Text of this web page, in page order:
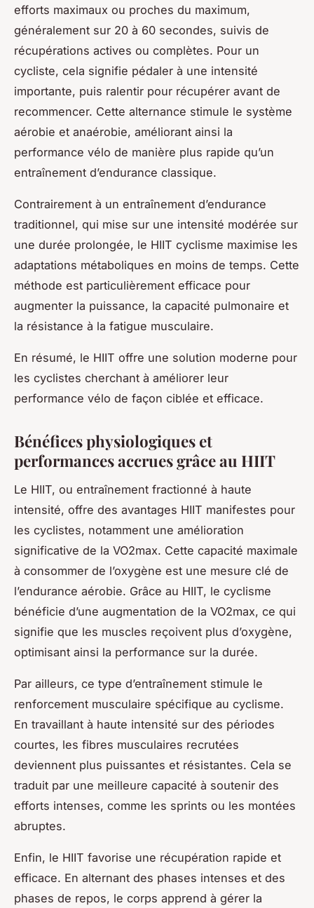
efforts maximaux ou proches du maximum,
généralement sur 20 à 60 secondes, suivis de
récupérations actives ou complètes. Pour un
cycliste, cela signifie pédaler à une intensité
importante, puis ralentir pour récupérer avant de
recommencer. Cette alternance stimule le système
aérobie et anaérobie, améliorant ainsi la
performance vélo de manière plus rapide qu’un
entraînement d’endurance classique.
Contrairement à un entraînement d’endurance
traditionnel, qui mise sur une intensité modérée sur
une durée prolongée, le HIIT cyclisme maximise les
adaptations métaboliques en moins de temps. Cette
méthode est particulièrement efficace pour
augmenter la puissance, la capacité pulmonaire et
la résistance à la fatigue musculaire.
En résumé, le HIIT offre une solution moderne pour
les cyclistes cherchant à améliorer leur
performance vélo de façon ciblée et efficace.
Bénéfices physiologiques et
performances accrues grâce au HIIT
Le HIIT, ou entraînement fractionné à haute
intensité, offre des avantages HIIT manifestes pour
les cyclistes, notamment une amélioration
significative de la VO2max. Cette capacité maximale
à consommer de l’oxygène est une mesure clé de
l’endurance aérobie. Grâce au HIIT, le cyclisme
bénéficie d’une augmentation de la VO2max, ce qui
signifie que les muscles reçoivent plus d’oxygène,
optimisant ainsi la performance sur la durée.
Par ailleurs, ce type d’entraînement stimule le
renforcement musculaire spécifique au cyclisme.
En travaillant à haute intensité sur des périodes
courtes, les fibres musculaires recrutées
deviennent plus puissantes et résistantes. Cela se
traduit par une meilleure capacité à soutenir des
efforts intenses, comme les sprints ou les montées
abruptes.
Enfin, le HIIT favorise une récupération rapide et
efficace. En alternant des phases intenses et des
phases de repos, le corps apprend à gérer la